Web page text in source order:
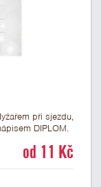
při sjezdu,
DIPLOM.
250 g/m2.
od 11 Kč